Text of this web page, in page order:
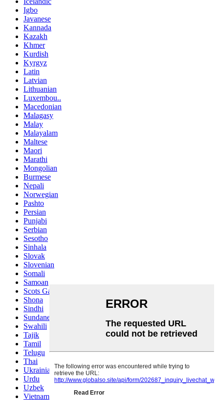
Igbo
Javanese
Kannada
Kazakh
Khmer
Kurdish
Kyrgyz
Latin
Latvian
Lithuanian
Luxembou..
Macedonian
Malagasy
Malay
Malayalam
Maltese
Maori
Marathi
Mongolian
Burmese
Nepali
Norwegian
Pashto
Persian
Punjabi
Serbian
Sesotho
Sinhala
Slovak
Slovenian
Somali
Samoan
Scots Gaelic
Shona
Sindhi
Sundanese
Swahili
Tajik
Tamil
Telugu
Thai
Ukrainian
Urdu
Uzbek
Vietnamese